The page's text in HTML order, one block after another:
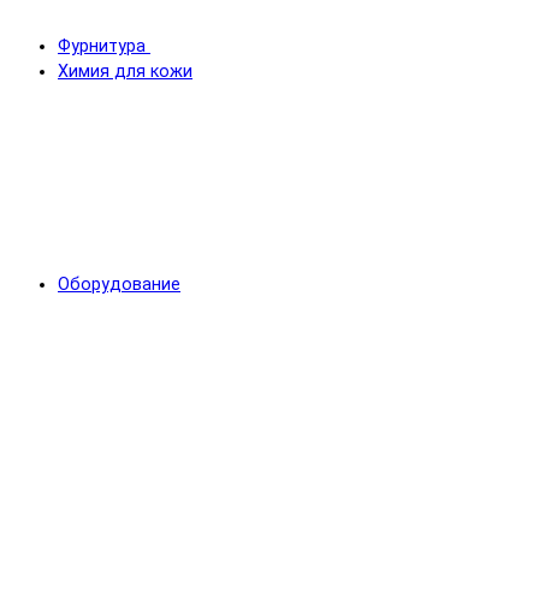
Фурнитура
Химия для кожи
Оборудование